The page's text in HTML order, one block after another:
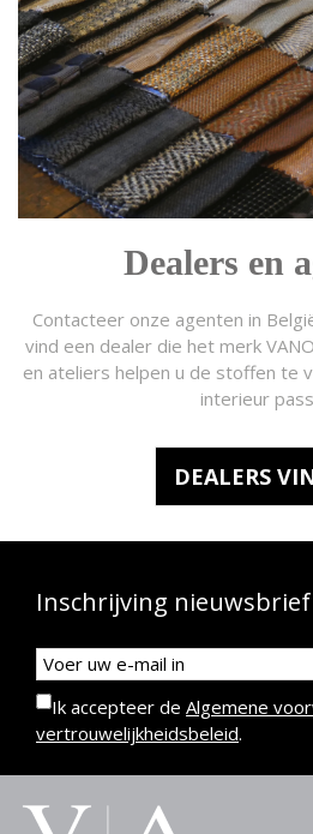
Dealers en
Contacteer onze agenten in
vind een dealer die het merk
en ateliers helpen u de stoffen te
interieur
DEALERS
Inschrijving nieuwsbrief
Ik accepteer de Algemene
vertrouwelijkheidsbeleid.